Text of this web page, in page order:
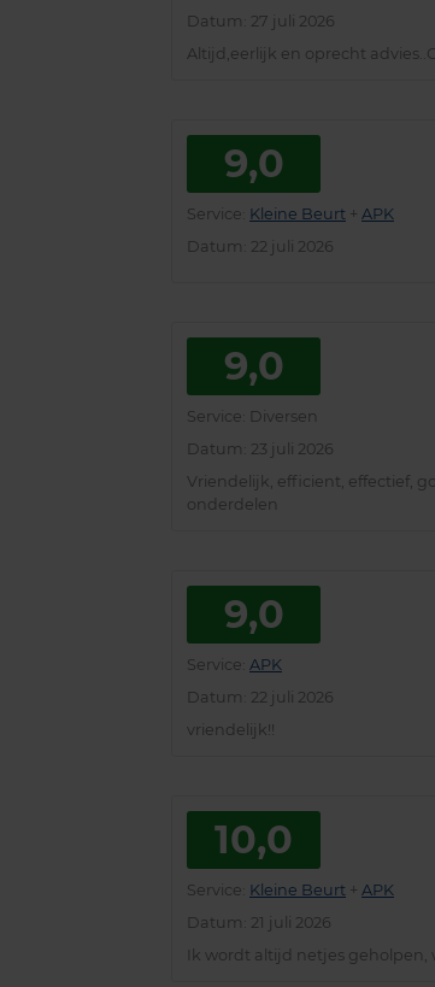
Datum : 27 juli 2026
Altijd,eerlijk en oprecht
9,0
Service Kleine Beurt + APK
Datum : 22 juli 2026
9,0
Service : Diversen
Datum : 23 juli 2026
Vriendelijk, efficient, effectief,
onderdelen
9,0
Service APK
Datum : 22 juli 2026
vriendelijk!!
10,0
Service Kleine Beurt + APK
Datum : 21 juli 2026
Ik wordt altijd netjes